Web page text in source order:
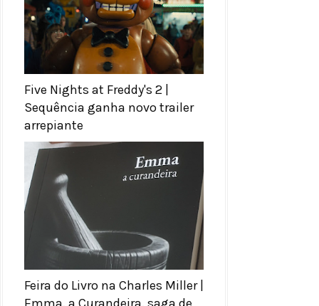
Five Nights at Freddy's 2 |
Sequência ganha novo trailer
arrepiante
Feira do Livro na Charles Miller |